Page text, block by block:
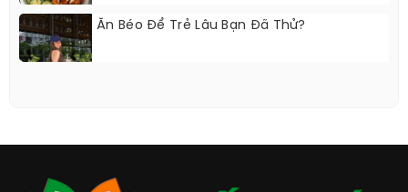
Ăn Béo Để Trẻ Lâu Bạn Đã Thử?